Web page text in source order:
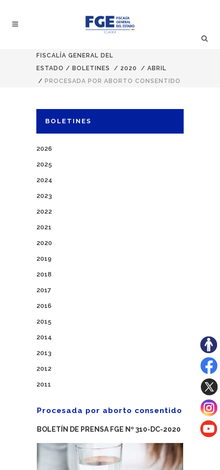
FISCALÍA GENERAL DEL
ESTADO / BOLETINES / 2020 / ABRIL
/ PROCESADA POR ABORTO CONSENTIDO
BOLETINES
2026
2025
2024
2023
2022
2021
2020
2019
2018
2017
2016
2015
2014
2013
2012
2011
Procesada por aborto consentido
BOLETÍN DE PRENSA FGE Nº 310-DC-2020